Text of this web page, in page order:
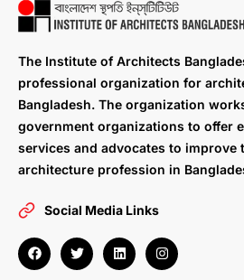
The Institute of Architects
professional organization for
Bangladesh. The organization
government organizations to offer
services and advocates to improve
architecture profession in
Social Media Links
F
a
c
T
w
i
L
i
n
I
n
s